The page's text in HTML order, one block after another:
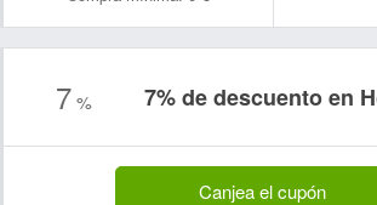
7% 7% de descuento en
Canjea el cupón